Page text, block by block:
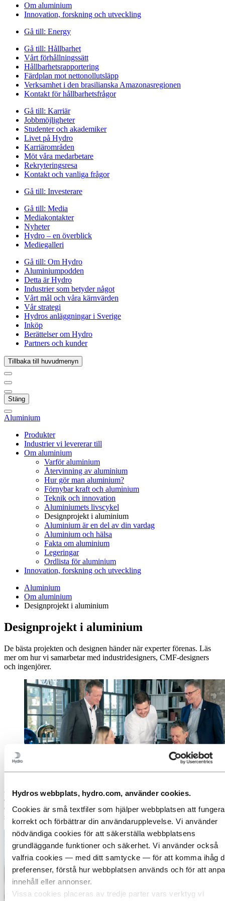
Hydros webbplats, hydro.com, använder cookies.
Cookies är små textfiler som hjälper webbplatsen att fungera
korrekt och förbättrar din användarupplevelse. Vi använder
nödvändiga cookies för att säkerställa webbplatsens
grundläggande funktioner och säkerhet. Vi använder också
valfria cookies — med ditt samtycke — för att komma ihåg
preferenser, förstå hur webbplatsen används och för att
innehåll eller annonser.
Vissa cookies placeras av tredje parter vars verktyg vi
Om aluminium
Innovation, forskning och utveckling
Gå till: Energy
Gå till: Hållbarhet
Vårt förhållningssätt
Hållbarhetsrapportering
Färdplan mot nettonollutsläpp
Verksamhet i den brasilianska Amazonasregionen
Kontakt för hållbarhetsfrågor
Gå till: Karriär
Jobbmöjligheter
Studenter och akademiker
Livet på Hydro
Karriärområden
Möt våra medarbetare
Rekryteringsresa
Kontakt och vanliga frågor
Gå till: Investerare
Gå till: Media
Mediakontakter
Nyheter
Hydro – en överblick
Mediegalleri
Gå till: Om Hydro
Aluminiumpodden
Detta är Hydro
Industrier som betyder något
Vårt mål och våra kärnvärden
Vår strategi
Hydros anläggningar i Sverige
Inköp
Berättelser om Hydro
Partners och kunder
Tillbaka till huvudmenyn
Stäng
Aluminium
Produkter
Industrier vi levererar till
Om aluminium
Varför aluminium
Återvinning av aluminium
Hur gör man aluminium?
Förnybar kraft och aluminium
Teknik och innovation
Aluminiumets livscykel
Designprojekt i aluminium
Aluminium är en del av din vardag
Aluminium och hälsa
Fakta om aluminium
Legeringar
Ordlista för aluminium
Innovation, forskning och utveckling
Aluminium
Om aluminium
Designprojekt i aluminium
Designprojekt i aluminium
De bästa projekten och designen händer när experter förenas. Läs
mer om hur vi samarbetar med industridesigners, CMF-designers
och ingenjörer.
Är du industridesigner, ingenjör eller arkitekt? Då bör du överväga
att arbeta nära våra designtekniker. Cyklar, batterilådor,
dammsugare, fönsterramar och bilar börjar sin resa i kreativa
samarbeten mellan dig och våra experter.